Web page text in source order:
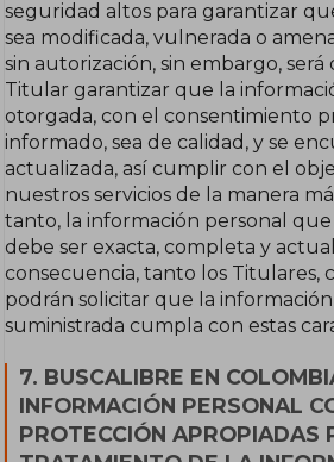
seguridad altos para garantizar
sea modificada, vulnerada o
sin autorización, sin embargo, será
Titular garantizar que la
otorgada, con el consentimiento
informado, sea de calidad, y se
actualizada, así cumplir con el
nuestros servicios de la manera
tanto, la información personal
debe ser exacta, completa y
consecuencia, tanto los Titulares,
podrán solicitar que la información
suministrada cumpla con estas
7. BUSCALIBRE EN
INFORMACIÓN PERSONAL
PROTECCIÓN APROPIADAS